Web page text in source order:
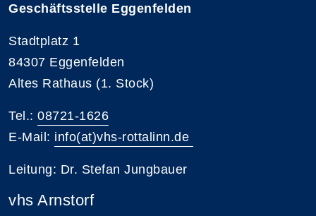
Geschäftsstelle Eggenfelden
Stadtplatz 1
84307 Eggenfelden
Altes Rathaus (1. Stock)
Tel.: 08721-1626
E-Mail: info(at)vhs-rottalinn.de
Leitung: Dr. Stefan Jungbauer
vhs Arnstorf